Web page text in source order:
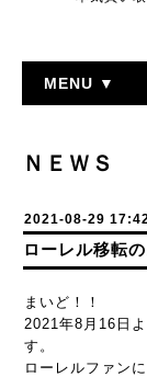
MENU ▼
ＮＥＷＳ
2021-08-29
ローレル移転
まいど！！
2021年8月16日
す。
ローレルファン